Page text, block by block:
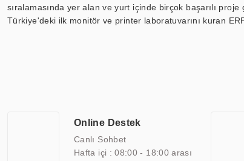
sıralamasında yer alan ve yurt içinde birçok başarılı
Türkiye'deki ilk monitör ve printer laboratuvarını kuran
arasında yer almaktadır. ERPA Teknoloji, uluslararası
yılların getirdiği bilgi ve tecrübe ile birleştiren ERPA
Online Destek
Canlı Sohbet
Hafta içi : 08:00 - 18:00 arası